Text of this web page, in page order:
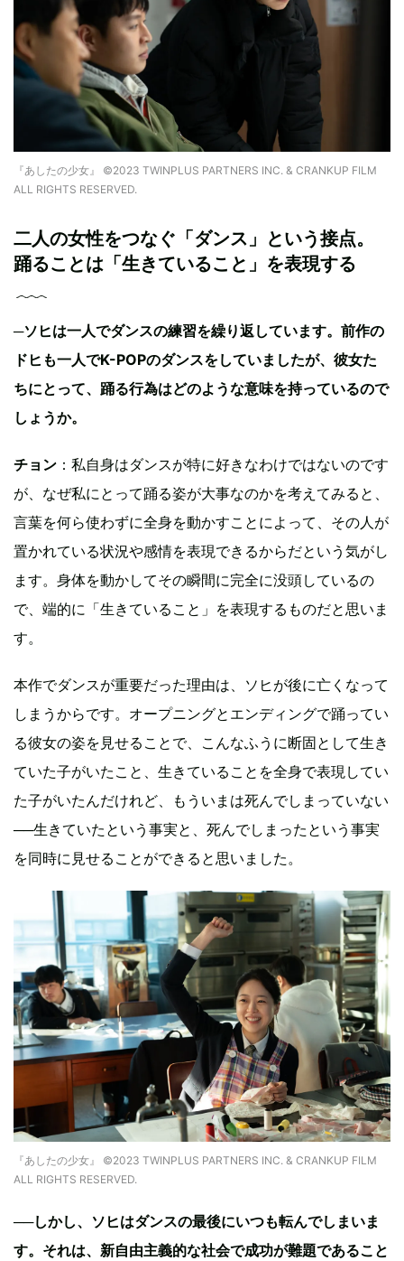
『あしたの少女』 ©2023 TWINPLUS PARTNERS INC. & CRANKUP FILM
ALL RIGHTS RESERVED.
二人の女性をつなぐ「ダンス」という接点。
踊ることは「生きていること」を表現する
─ソヒは一人でダンスの練習を繰り返しています。前作の
ドヒも一人でK-POPのダンスをしていましたが、彼女た
ちにとって、踊る行為はどのような意味を持っているので
しょうか。
チョン ：私自身はダンスが特に好きなわけではないのです
が、なぜ私にとって踊る姿が大事なのかを考えてみると、
言葉を何ら使わずに全身を動かすことによって、その人が
置かれている状況や感情を表現できるからだという気がし
ます。身体を動かしてその瞬間に完全に没頭しているの
で、端的に「生きていること」を表現するものだと思いま
す。
本作でダンスが重要だった理由は、ソヒが後に亡くなって
しまうからです。オープニングとエンディングで踊ってい
る彼女の姿を見せることで、こんなふうに断固として生き
ていた子がいたこと、生きていることを全身で表現してい
た子がいたんだけれど、もういまは死んでしまっていない
──生きていたという事実と、死んでしまったという事実
を同時に見せることができると思いました。
『あしたの少女』 ©2023 TWINPLUS PARTNERS INC. & CRANKUP FILM
ALL RIGHTS RESERVED.
──しかし、ソヒはダンスの最後にいつも転んでしまいま
す。それは、新自由主義的な社会で成功が難題であること